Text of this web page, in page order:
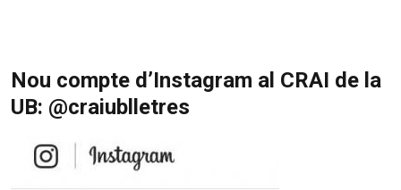
Nou compte d’Instagram al CRAI de la
UB: @craiublletres